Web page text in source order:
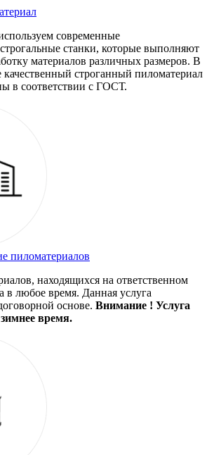
современные
станки, которые выполняют
материалов различных размеров. В
качественный строганный пиломатериал
в соответствии с ГОСТ.
пиломатериалов
находящихся на ответственном
в любое время. Данная услуга
основе. Внимание ! Услуга
время.